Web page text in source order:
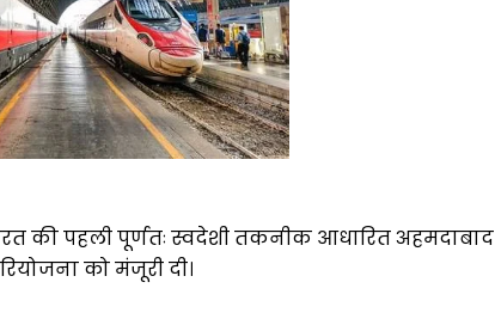
की पहली पूर्णतः स्वदेशी तकनीक आधारित अहमदाबाद
को मंजूरी दी।